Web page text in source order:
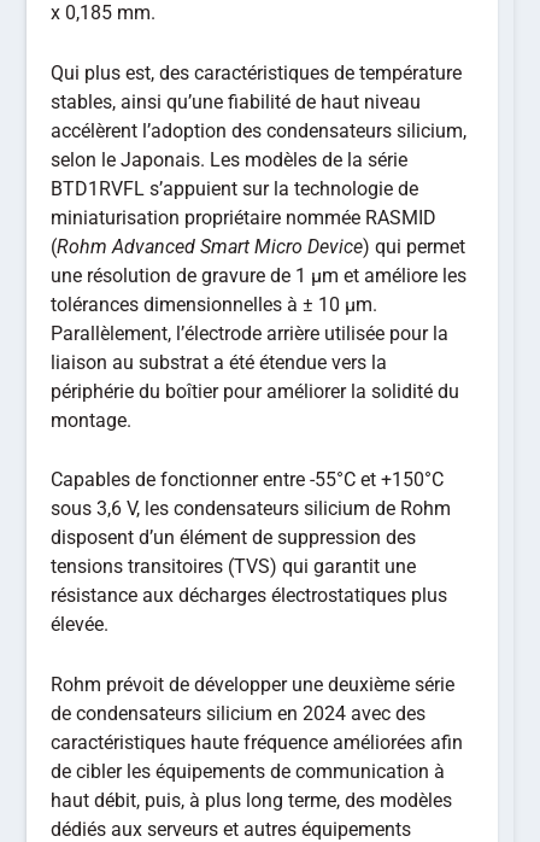
x 0,185 mm.
Qui plus est, des caractéristiques de température
stables, ainsi qu’une fiabilité de haut niveau
accélèrent l’adoption des condensateurs silicium,
selon le Japonais. Les modèles de la série
BTD1RVFL s’appuient sur la technologie de
miniaturisation propriétaire nommée RASMID
(Rohm Advanced Smart Micro Device) qui permet
une résolution de gravure de 1 µm et améliore les
tolérances dimensionnelles à ± 10 µm.
Parallèlement, l’électrode arrière utilisée pour la
liaison au substrat a été étendue vers la
périphérie du boîtier pour améliorer la solidité du
montage.
Capables de fonctionner entre -55°C et +150°C
sous 3,6 V, les condensateurs silicium de Rohm
disposent d’un élément de suppression des
tensions transitoires (TVS) qui garantit une
résistance aux décharges électrostatiques plus
élevée.
Rohm prévoit de développer une deuxième série
de condensateurs silicium en 2024 avec des
caractéristiques haute fréquence améliorées afin
de cibler les équipements de communication à
haut débit, puis, à plus long terme, des modèles
dédiés aux serveurs et autres équipements